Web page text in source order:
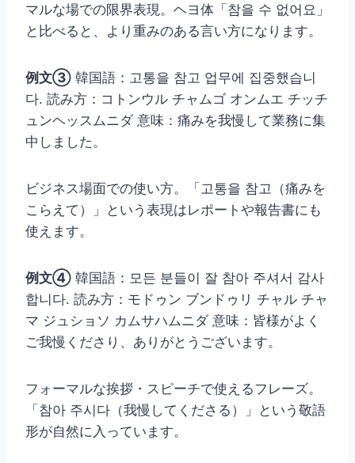
マルな場での限界表現。ヘヨ体「참을 수 없어요」
と比べると、より重みのある言い方になります。
例文③ 韓国語：고통을 참고 업무에 집중했습니
다. 読み方：コトンウル チャムゴ オンムエ チッチ
ュンヘッスムニダ 意味：痛みを我慢して業務に集
中しました。
ビジネス場面での使い方。「고통을 참고（痛みを
こらえて）」という表現はレポートや報告書にも
使えます。
例文④ 韓国語：모든 분들이 잘 참아 주셔서 감사
합니다. 読み方：モドゥン ブンドゥリ チャル チャ
マ ジュショソ カムサハムニダ 意味：皆様がよく
ご我慢くださり、ありがとうございます。
フォーマルな挨拶・スピーチで使えるフレーズ。
「참아 주시다（我慢してくださる）」という敬語
形が自然に入っています。